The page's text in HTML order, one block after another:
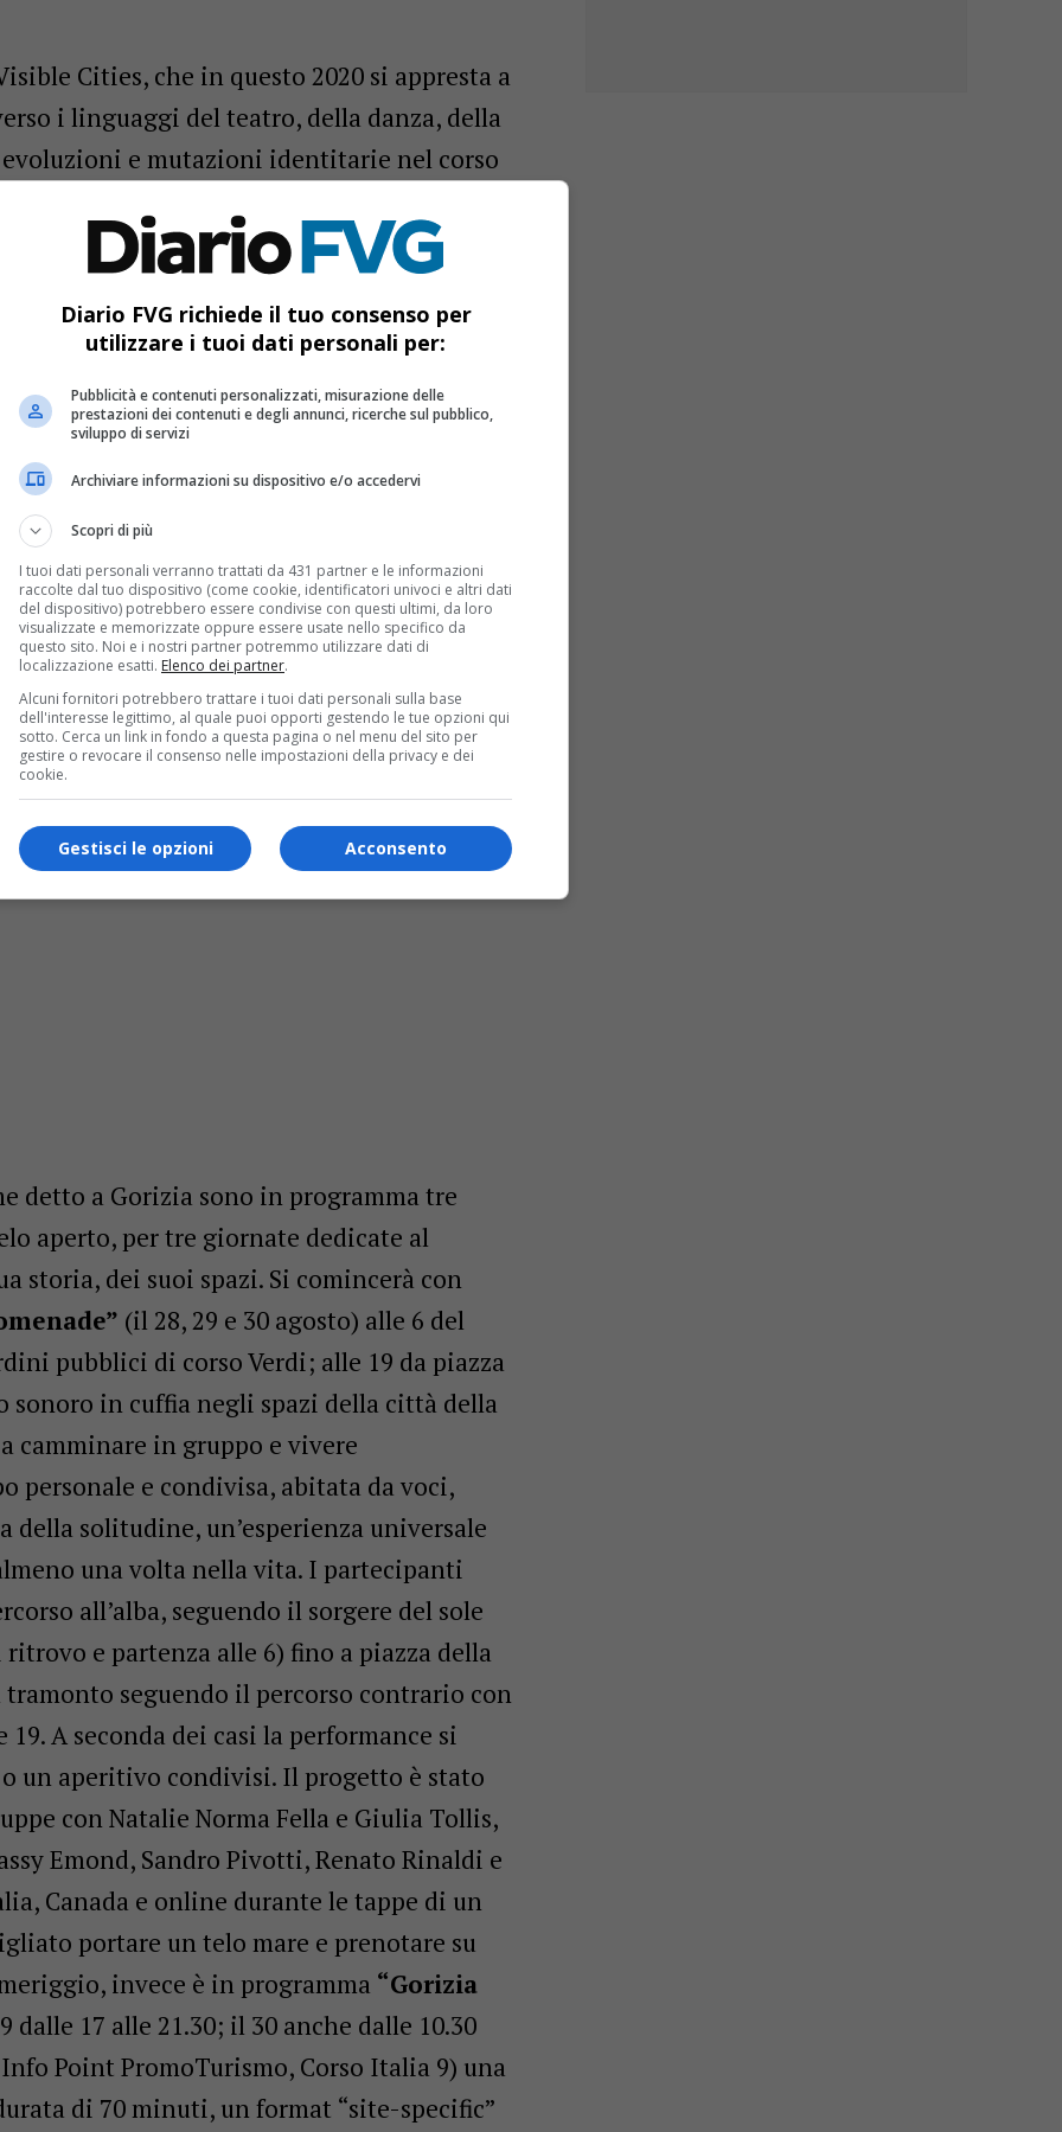
Cities, che in questo 2020 si appresta a
i linguaggi del teatro, della danza, della
e mutazioni identitarie nel corso
definizioni identitarie.
– Si partirà da Gorizia (dal 28 al 30 agosto)
a cielo aperto, tre modi per raccontare
con sguardi e linguaggi differenti.
teatrale, narrazione multimediale si
di narrazioni sul presente e sul
d’Isonzo. Lì dal 3 al 7 settembre il festival
e spettacoli diffusi in tutto il
a tarda sera: 25 appuntamenti che
esplorare, giocare con l’arte
Il 12 e 13 settembre, la rassegna
performance multimediali a cielo
di Karsiart.
detto a Gorizia sono in programma tre
aperto, per tre giornate dedicate al
storia, dei suoi spazi. Si comincerà con
(il 28, 29 e 30 agosto) alle 6 del
pubblici di corso Verdi; alle 19 da piazza
sonoro in cuffia negli spazi della città della
camminare in gruppo e vivere
personale e condivisa, abitata da voci,
della solitudine, un’esperienza universale
una volta nella vita. I partecipanti
all’alba, seguendo il sorgere del sole
e partenza alle 6) fino a piazza della
seguendo il percorso contrario con
A seconda dei casi la performance si
un aperitivo condivisi. Il progetto è stato
con Natalie Norma Fella e Giulia Tollis,
Emond, Sandro Pivotti, Renato Rinaldi e
Canada e online durante le tappe di un
portare un telo mare e prenotare su
invece è in programma “Gorizia
dalle 17 alle 21.30; il 30 anche dalle 10.30
Point PromoTurismo, Corso Italia 9) una
di 70 minuti, un format “site-specific”
Diario FVG richiede il tuo consenso per
utilizzare i tuoi dati personali per:
Pubblicità e contenuti personalizzati, misurazione delle
prestazioni dei contenuti e degli annunci, ricerche sul pubblico,
sviluppo di servizi
Archiviare informazioni su dispositivo e/o accedervi
Scopri di più
I tuoi dati personali verranno trattati da 431 partner e le informazioni
raccolte dal tuo dispositivo (come cookie, identificatori univoci e altri dati
del dispositivo) potrebbero essere condivise con questi ultimi, da loro
visualizzate e memorizzate oppure essere usate nello specifico da
questo sito. Noi e i nostri partner potremmo utilizzare dati di
localizzazione esatti. Elenco dei partner.
Alcuni fornitori potrebbero trattare i tuoi dati personali sulla base
dell'interesse legittimo, al quale puoi opporti gestendo le tue opzioni qui
sotto. Cerca un link in fondo a questa pagina o nel menu del sito per
gestire o revocare il consenso nelle impostazioni della privacy e dei
cookie.
Acconsento
Gestisci le opzioni